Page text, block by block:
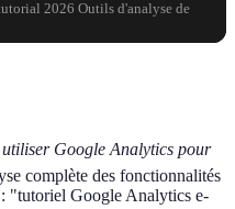
2026 Outils d'analyse de
Google Analytics pour
complète des fonctionnalités
: "tutoriel Google Analytics e-